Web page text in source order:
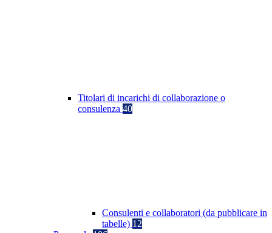
Titolari di incarichi di collaborazione o
consulenza 40
Consulenti e collaboratori (da pubblicare in
tabelle) 12